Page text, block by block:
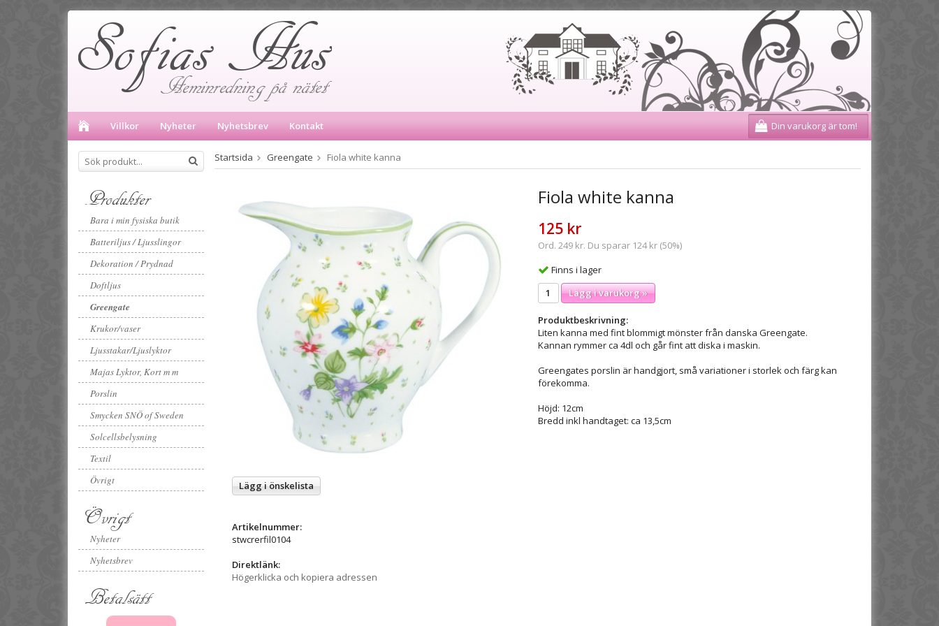
Villkor Nyheter Nyhetsbrev Kontakt Din varukorg är tom!
Produkter
Bara i min fysiska butik
Batteriljus / Ljusslingor
Dekoration / Prydnad
Doftljus
Greengate
Krukor/vaser
Ljusstakar/Ljuslyktor
Majas Lyktor, Kort m m
Porslin
Smycken SNÖ of Sweden
Solcellsbelysning
Textil
Övrigt
Övrigt
Nyheter
Nyhetsbrev
Betalsätt
Startsida Greengate Fiola white kanna
Fiola white kanna
125 kr
Ord. 249 kr. Du sparar 124 kr (50%)
Finns i lager
Lägg i varukorg »
Produktbeskrivning:
Liten kanna med fint blommigt mönster från danska Greengate.
Kannan rymmer ca 4dl och går fint att diska i maskin.
Greengates porslin är handgjort, små variationer i storlek och färg kan
förekomma.
Höjd: 12cm
Bredd inkl handtaget: ca 13,5cm
Lägg i önskelista
Artikelnummer:
stwcrerfil0104
Direktlänk:
Högerklicka och kopiera adressen